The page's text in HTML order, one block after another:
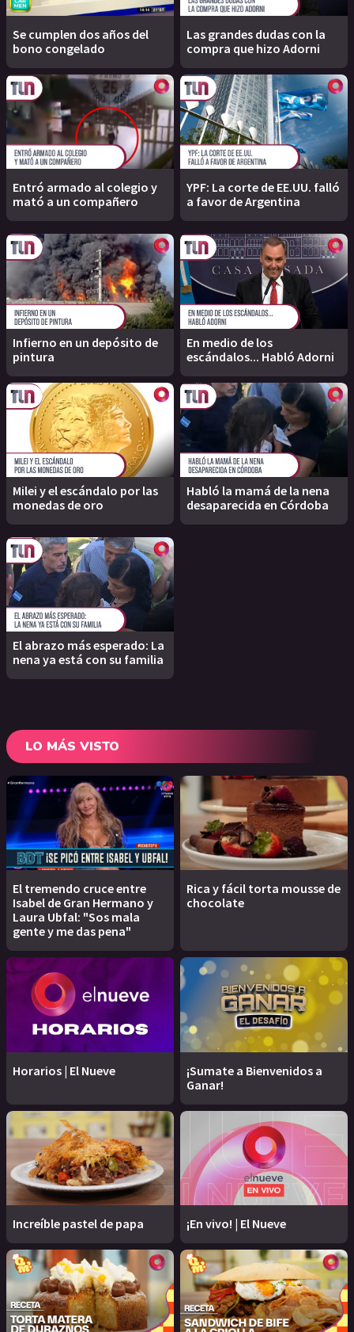
Se cumplen dos años del
bono congelado
Las grandes dudas con la
compra que hizo Adorni
Entró armado al colegio y
mató a un compañero
YPF: La corte de EE.UU. falló
a favor de Argentina
Infierno en un depósito de
pintura
En medio de los
escándalos... Habló Adorni
Milei y el escándalo por las
monedas de oro
Habló la mamá de la nena
desaparecida en Córdoba
El abrazo más esperado: La
nena ya está con su familia
LO MÁS VISTO
El tremendo cruce entre
Isabel de Gran Hermano y
Laura Ubfal: "Sos mala
gente y me das pena"
Rica y fácil torta mousse de
chocolate
Horarios | El Nueve
¡Sumate a Bienvenidos a
Ganar!
Increíble pastel de papa ¡En vivo! | El Nueve